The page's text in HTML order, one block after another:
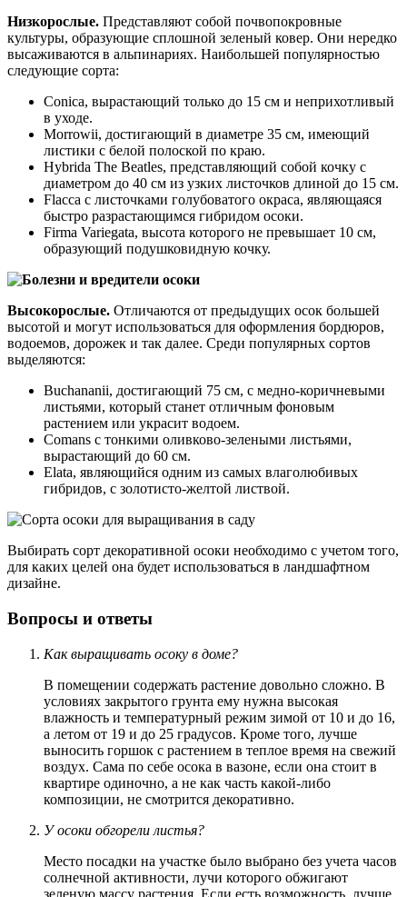
Низкорослые. Представляют собой почвопокровные
культуры, образующие сплошной зеленый ковер. Они нередко
высаживаются в альпинариях. Наибольшей популярностью
следующие сорта:
Conica, вырастающий только до 15 см и неприхотливый
в уходе.
Morrowii, достигающий в диаметре 35 см, имеющий
листики с белой полоской по краю.
Hybrida The Beatles, представляющий собой кочку с
диаметром до 40 см из узких листочков длиной до 15 см.
Flacca с листочками голубоватого окраса, являющаяся
быстро разрастающимся гибридом осоки.
Firma Variegata, высота которого не превышает 10 см,
образующий подушковидную кочку.
Высокорослые. Отличаются от предыдущих осок большей
высотой и могут использоваться для оформления бордюров,
водоемов, дорожек и так далее. Среди популярных сортов
выделяются:
Buchananii, достигающий 75 см, с медно-коричневыми
листьями, который станет отличным фоновым
растением или украсит водоем.
Comans с тонкими оливково-зелеными листьями,
вырастающий до 60 см.
Elata, являющийся одним из самых влаголюбивых
гибридов, с золотисто-желтой листвой.
Выбирать сорт декоративной осоки необходимо с учетом того,
для каких целей она будет использоваться в ландшафтном
дизайне.
Вопросы и ответы
Как выращивать осоку в доме?
В помещении содержать растение довольно сложно. В
условиях закрытого грунта ему нужна высокая
влажность и температурный режим зимой от 10 и до 16,
а летом от 19 и до 25 градусов. Кроме того, лучше
выносить горшок с растением в теплое время на свежий
воздух. Сама по себе осока в вазоне, если она стоит в
квартире одиночно, а не как часть какой-либо
композиции, не смотрится декоративно.
У осоки обгорели листья?
Место посадки на участке было выбрано без учета часов
солнечной активности, лучи которого обжигают
зеленую массу растения. Если есть возможность, лучше